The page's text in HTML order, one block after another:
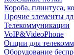
Короба, плинтуса,
Прочие элементы
Телекоммуникации
VoIP&VideoPhone
Опции для
Оборудование